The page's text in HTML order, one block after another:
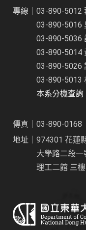
專線｜03-890-5012
03-890-5016
03-890-5036
03-890-5014
03-890-5026
03-890-5013
本系分機查詢
傳真｜03-890-0168
地址｜974301 花蓮
大學路二段一
理工二館 三